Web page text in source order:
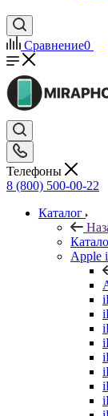
Сравнение0
Телефоны
8 (800) 500-00-22
Каталог
Apple